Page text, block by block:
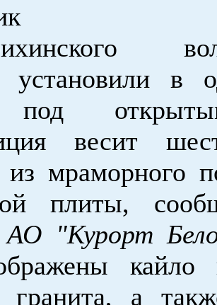
установили в
под
весит
из мраморного
плиты,
"Курорт
гранита, а